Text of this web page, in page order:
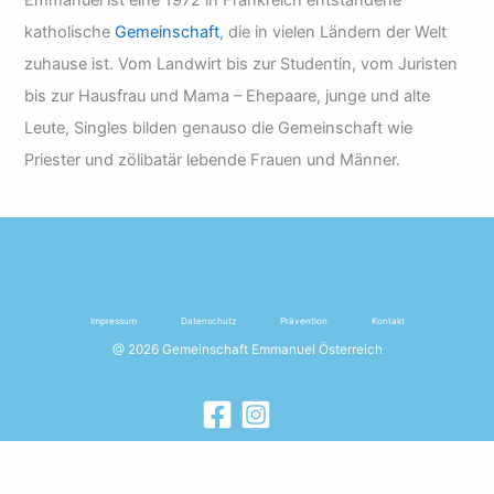
katholischeGemeinschaft, die in vielen Ländern der Welt
zuhause ist. Vom Landwirt bis zur Studentin, vom Juristen
bis zur Hausfrau und Mama – Ehepaare, junge und alte
Leute, Singles bilden genauso die Gemeinschaft wie
Priester und zölibatär lebende Frauen und Männer.
Impressum Datenschutz Prävention Kontakt
@ 2026 Gemeinschaft Emmanuel Österreich